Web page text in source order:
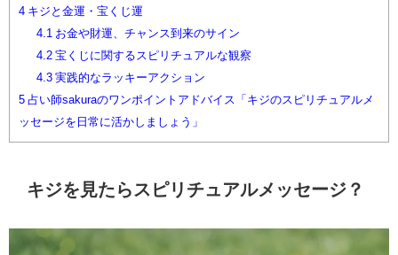
4 キジと金運・宝くじ運
4.1 お金や財運、チャンス到来のサイン
4.2宝くじに関するスピリチュアルな観察
4.3実践的なラッキーアクション
5 占い師sakuraのワンポイントアドバイス「キジのスピリチュアルメ
ッセージを日常に活かしましょう」
キジを見たらスピリチュアルメッセージ？